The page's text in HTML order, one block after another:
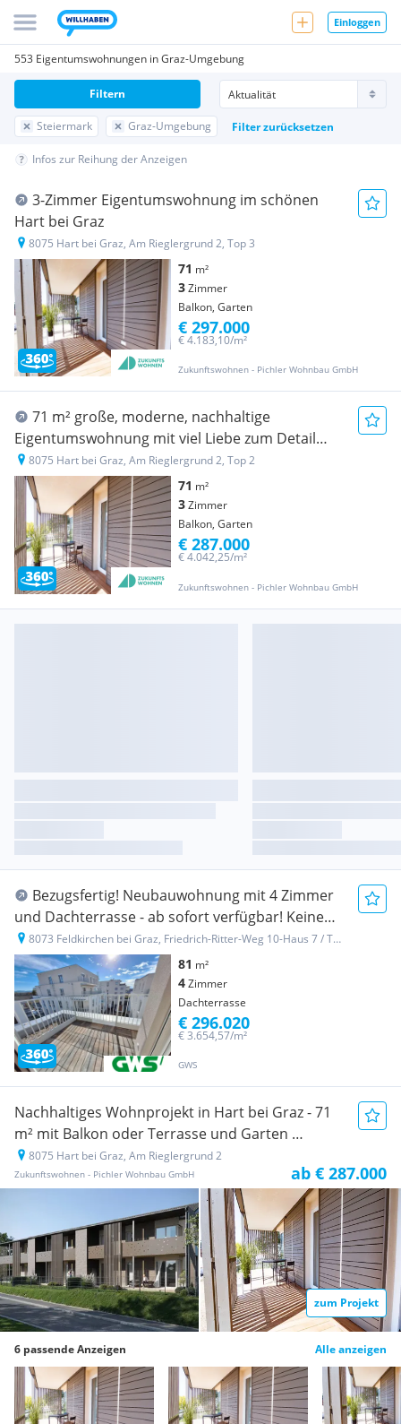
Einloggen
553 Eigentumswohnungen in Graz-Umgebung
Steiermark Graz-Umgebung Filter zurücksetzen
Filtern
Infos zur Reihung der Anzeigen
3-Zimmer Eigentumswohnung im schönen
Hart bei Graz
8075 Hart bei Graz, Am Rieglergrund 2, Top 3
71 m²
3Zimmer
Balkon, Garten
Zukunftswohnen - Pichler Wohnbau GmbH
€ 4.183,10/m²
€ 297.000
71 m² große, moderne, nachhaltige
Eigentumswohnung mit viel Liebe zum Detail
(Klimaticket gratis für 1 Jahr)
8075 Hart bei Graz, Am Rieglergrund 2, Top 2
71 m²
3Zimmer
Balkon, Garten
Zukunftswohnen - Pichler Wohnbau GmbH
€ 4.042,25/m²
€ 287.000
Bezugsfertig! Neubauwohnung mit 4 Zimmer
und Dachterrasse - ab sofort verfügbar! Keine
Provision!
8073 Feldkirchen bei Graz, Friedrich-Ritter-Weg 10-Haus 7 / Top 19
81 m²
4Zimmer
Dachterrasse
GWS
€ 3.654,57/m²
€ 296.020
Nachhaltiges Wohnprojekt in Hart bei Graz - 71
m² mit Balkon oder Terrasse und Garten
Neubauprojekt
8075 Hart bei Graz, Am Rieglergrund 2
Zukunftswohnen - Pichler Wohnbau GmbH ab € 287.000
zum Projekt
6 passende Anzeigen Alle anzeigen